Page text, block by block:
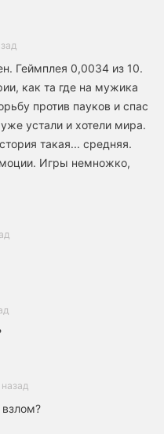
Геймплея 0,0034 из 10.
как та где на мужика
против пауков и спас
устали и хотели мира.
такая... средняя.
Игры немножко,